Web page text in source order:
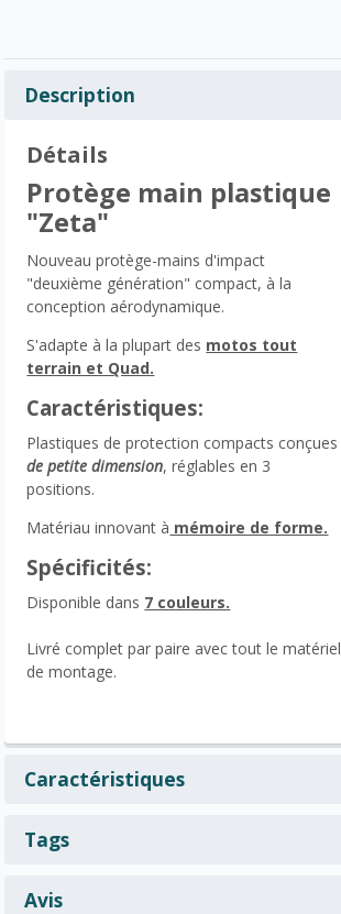
Description
Détails
Protège main plastique
"Zeta"
Nouveau protège-mains d'impact
"deuxième génération" compact, à la
conception aérodynamique.
S'adapte à la plupart des motos tout
terrain et Quad.
Caractéristiques:
Plastiques de protection compacts conçues
de petite dimension, réglables en 3
positions.
Matériau innovant à mémoire de forme.
Spécificités:
Disponible dans 7 couleurs.
Livré complet par paire avec tout le matériel
de montage.
Caractéristiques
Tags
Avis